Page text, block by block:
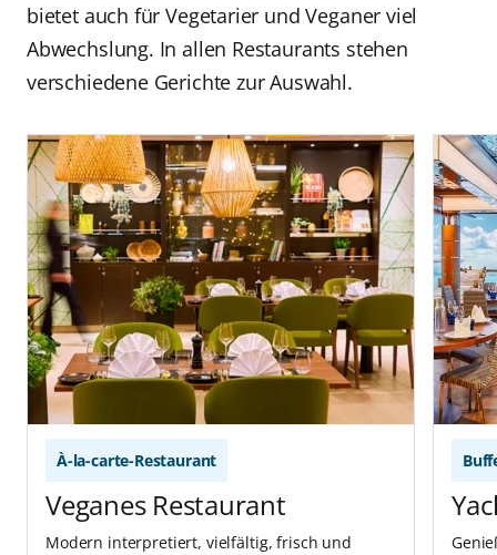
bietet auch für Vegetarier und Veganer viel
Abwechslung. In allen Restaurants stehen
verschiedene Gerichte zur Auswahl.
À-la-carte-Restaurant
Veganes Restaurant
Modern interpretiert, vielfältig, frisch und